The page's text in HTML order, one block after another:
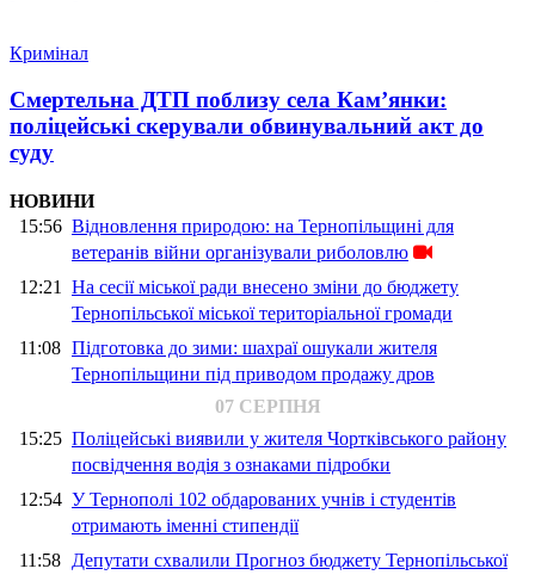
Кримінал
Смертельна ДТП поблизу села Кам’янки:
поліцейські скерували обвинувальний акт до
суду
НОВИНИ
15:56 Відновлення природою: на Тернопільщині для
ветеранів війни організували риболовлю
12:21 На сесії міської ради внесено зміни до бюджету
Тернопільської міської територіальної громади
11:08 Підготовка до зими: шахраї ошукали жителя
Тернопільщини під приводом продажу дров
07 СЕРПНЯ
15:25 Поліцейські виявили у жителя Чортківського району
посвідчення водія з ознаками підробки
12:54 У Тернополі 102 обдарованих учнів і студентів
отримають іменні стипендії
11:58 Депутати схвалили Прогноз бюджету Тернопільської